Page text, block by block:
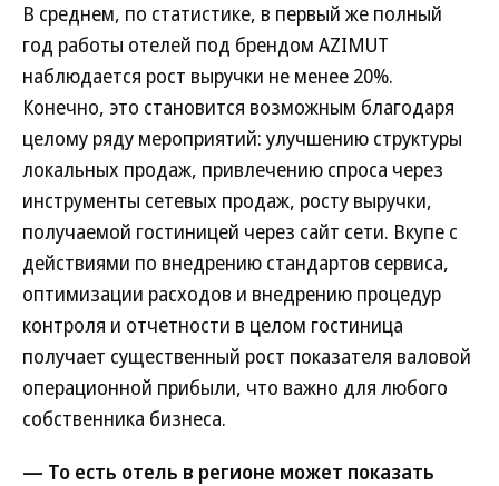
В среднем, по статистике, в первый же полный
год работы отелей под брендом AZIMUT
наблюдается рост выручки не менее 20%.
Конечно, это становится возможным благодаря
целому ряду мероприятий: улучшению структуры
локальных продаж, привлечению спроса через
инструменты сетевых продаж, росту выручки,
получаемой гостиницей через сайт сети. Вкупе с
действиями по внедрению стандартов сервиса,
оптимизации расходов и внедрению процедур
контроля и отчетности в целом гостиница
получает существенный рост показателя валовой
операционной прибыли, что важно для любого
собственника бизнеса.
— То есть отель в регионе может показать